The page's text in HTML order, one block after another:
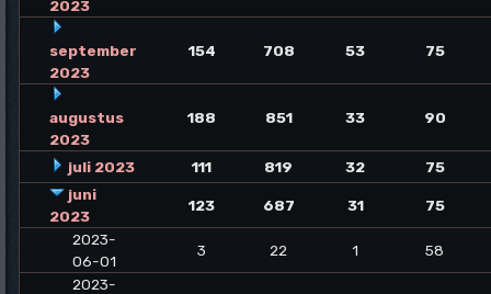
2023
september
2023
154 708 53 75
augustus
2023
188 851 33 90
juli 2023 111 819 32
75
juni
2023
123 687 31
75
2023-
06-01
3 22 1
58
2023-